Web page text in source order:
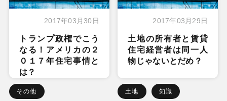
2017年03月30日
トランプ政権でこう
なる！アメリカの２
０１７年住宅事情と
は？
その他
2017年03月29日
土地の所有者と賃貸
住宅経営者は同一人
物じゃないとだめ？
土地 知識